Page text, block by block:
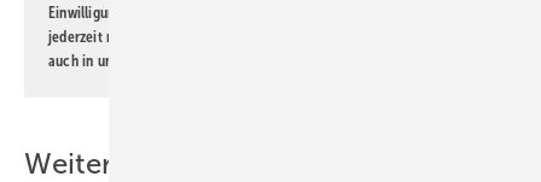
Einwilligung kann ich jederzeit widerrufen und eine Abmeldung ist
jederzeit möglich. Informationen zum Umgang mit Daten finden Sie
auch in unserer
Weitere Inhalte